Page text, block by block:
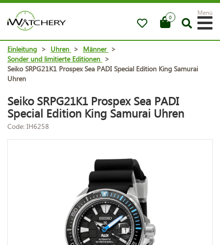
0
Menü
Einleitung > Uhren > Männer >
Sonder und limitierte Editionen >
Seiko SRPG21K1 Prospex Sea PADI Special Edition King Samurai
Uhren
Seiko SRPG21K1 Prospex Sea PADI
Special Edition King Samurai Uhren
Code: IH6258